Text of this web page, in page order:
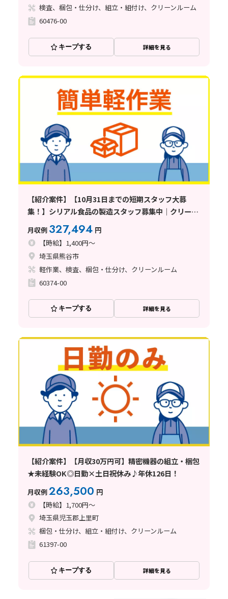
検査、梱包・仕分け、組立・組付け、クリーンルーム
60476-00
キープする 詳細を見る
【紹介案件】【10月31日までの短期スタッフ大募
集！】シリアル食品の製造スタッフ募集中｜クリーン
ルームで快適｜未経験OK｜20代〜60代男女活躍中｜
軽作業〈埼玉県熊谷市〉
月収例 327,494 円
【時給】1,400円～
埼玉県熊谷市
軽作業、検査、梱包・仕分け、クリーンルーム
60374-00
キープする 詳細を見る
【紹介案件】【月収30万円可】精密機器の組立・梱包
★未経験OK◎日勤×土日祝休み♪年休126日！
月収例263,500 円
【時給】1,700円～
埼玉県児玉郡上里町
梱包・仕分け、組立・組付け、クリーンルーム
61397-00
キープする 詳細を見る